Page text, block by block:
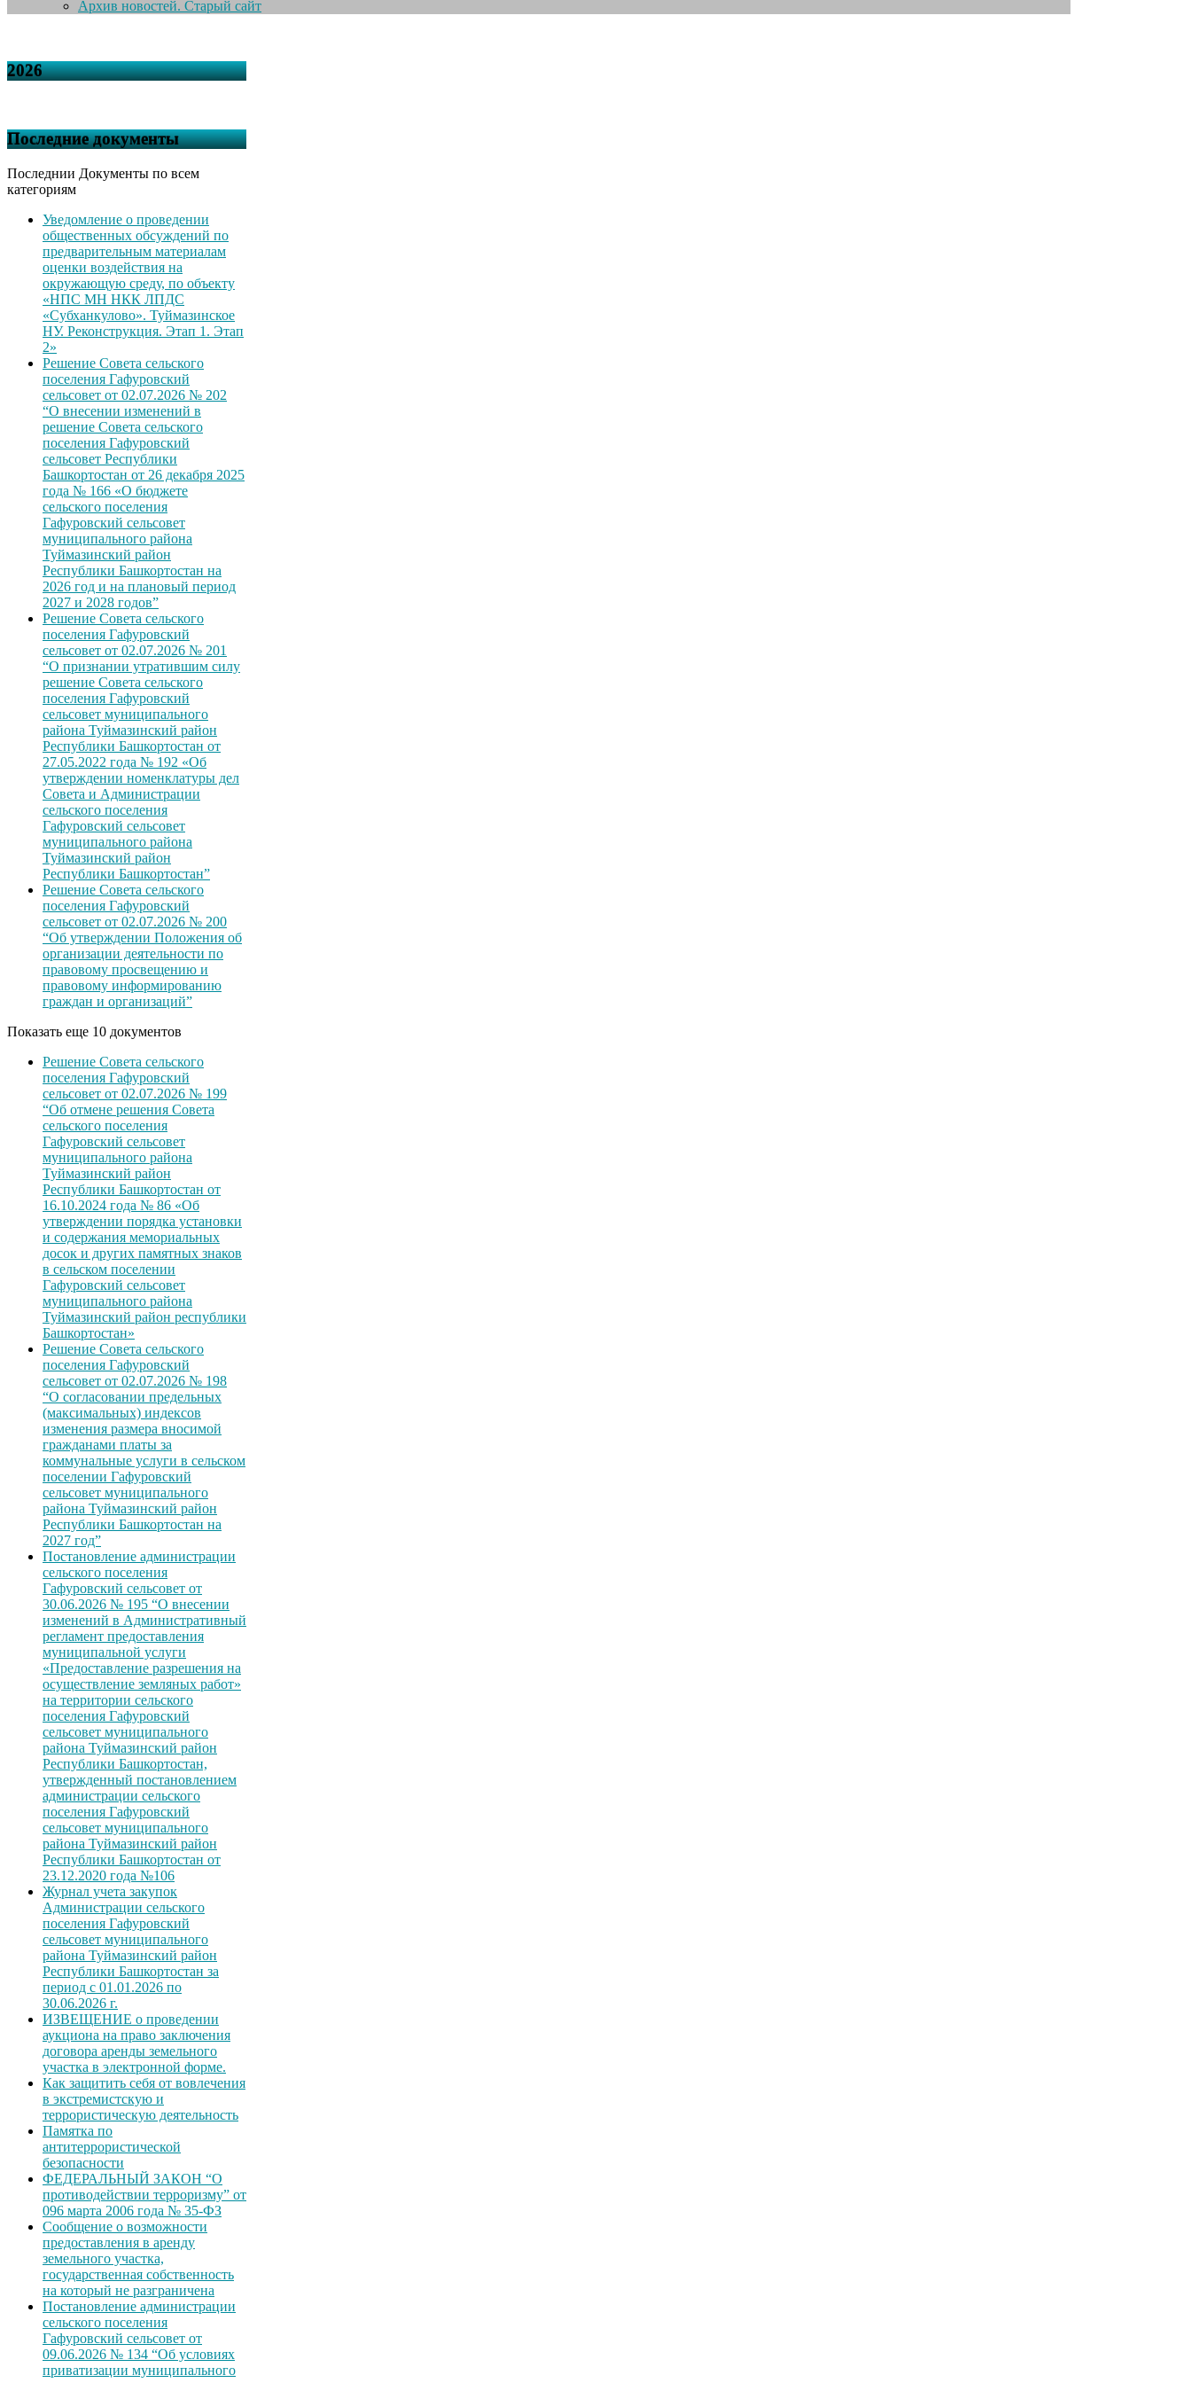
Архив новостей. Старый сайт
2026
Последние документы
Последнии Документы по всем
категориям
Уведомление о проведении
общественных обсуждений по
предварительным материалам
оценки воздействия на
окружающую среду, по объекту
«НПС МН НКК ЛПДС
«Субханкулово». Туймазинское
НУ. Реконструкция. Этап 1. Этап
2»
Решение Совета сельского
поселения Гафуровский
сельсовет от 02.07.2026 № 202
“О внесении изменений в
решение Совета сельского
поселения Гафуровский
сельсовет Республики
Башкортостан от 26 декабря 2025
года № 166 «О бюджете
сельского поселения
Гафуровский сельсовет
муниципального района
Туймазинский район
Республики Башкортостан на
2026 год и на плановый период
2027 и 2028 годов”
Решение Совета сельского
поселения Гафуровский
сельсовет от 02.07.2026 № 201
“О признании утратившим силу
решение Совета сельского
поселения Гафуровский
сельсовет муниципального
района Туймазинский район
Республики Башкортостан от
27.05.2022 года № 192 «Об
утверждении номенклатуры дел
Совета и Администрации
сельского поселения
Гафуровский сельсовет
муниципального района
Туймазинский район
Республики Башкортостан”
Решение Совета сельского
поселения Гафуровский
сельсовет от 02.07.2026 № 200
“Об утверждении Положения об
организации деятельности по
правовому просвещению и
правовому информированию
граждан и организаций”
Показать еще 10 документов
Решение Совета сельского
поселения Гафуровский
сельсовет от 02.07.2026 № 199
“Об отмене решения Совета
сельского поселения
Гафуровский сельсовет
муниципального района
Туймазинский район
Республики Башкортостан от
16.10.2024 года № 86 «Об
утверждении порядка установки
и содержания мемориальных
досок и других памятных знаков
в сельском поселении
Гафуровский сельсовет
муниципального района
Туймазинский район республики
Башкортостан»
Решение Совета сельского
поселения Гафуровский
сельсовет от 02.07.2026 № 198
“О согласовании предельных
(максимальных) индексов
изменения размера вносимой
гражданами платы за
коммунальные услуги в сельском
поселении Гафуровский
сельсовет муниципального
района Туймазинский район
Республики Башкортостан на
2027 год”
Постановление администрации
сельского поселения
Гафуровский сельсовет от
30.06.2026 № 195 “О внесении
изменений в Административный
регламент предоставления
муниципальной услуги
«Предоставление разрешения на
осуществление земляных работ»
на территории сельского
поселения Гафуровский
сельсовет муниципального
района Туймазинский район
Республики Башкортостан,
утвержденный постановлением
администрации сельского
поселения Гафуровский
сельсовет муниципального
района Туймазинский район
Республики Башкортостан от
23.12.2020 года №106
Журнал учета закупок
Администрации сельского
поселения Гафуровский
сельсовет муниципального
района Туймазинский район
Республики Башкортостан за
период с 01.01.2026 по
30.06.2026 г.
ИЗВЕЩЕНИЕ о проведении
аукциона на право заключения
договора аренды земельного
участка в электронной форме.
Как защитить себя от вовлечения
в экстремистскую и
террористическую деятельность
Памятка по
антитеррористической
безопасности
ФЕДЕРАЛЬНЫЙ ЗАКОН “О
противодействии терроризму” от
096 марта 2006 года № 35-ФЗ
Сообщение о возможности
предоставления в аренду
земельного участка,
государственная собственность
на который не разграничена
Постановление администрации
сельского поселения
Гафуровский сельсовет от
09.06.2026 № 134 “Об условиях
приватизации муниципального